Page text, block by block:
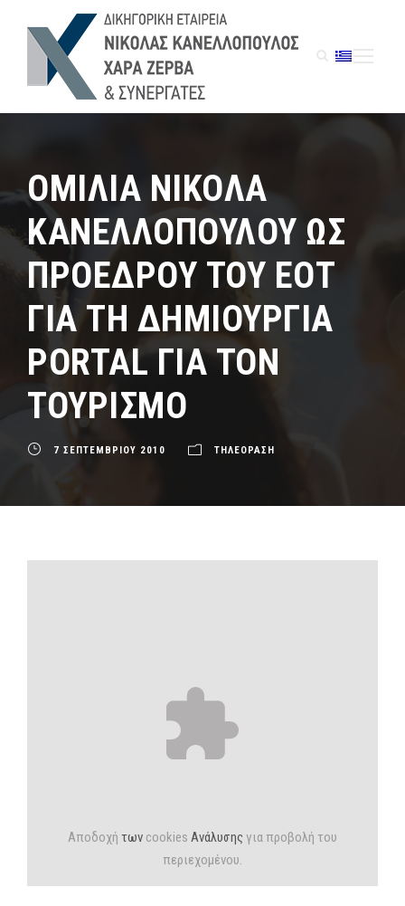
ΟΜΙΛΙΑ ΝΙΚΟΛΑ
ΚΑΝΕΛΛΟΠΟΥΛΟΥ ΩΣ
ΠΡΟΕΔΡΟΥ ΤΟΥ ΕΟΤ
ΓΙΑ ΤΗ ΔΗΜΙΟΥΡΓΙΑ
PORTAL ΓΙΑ ΤΟΝ
ΤΟΥΡΙΣΜΟ
7 ΣΕΠΤΕΜΒΡΙΟΥ 2010 ΤΗΛΕΟΡΑΣΗ
Αποδοχή των cookies Ανάλυσης για προβολή του
περιεχομένου.